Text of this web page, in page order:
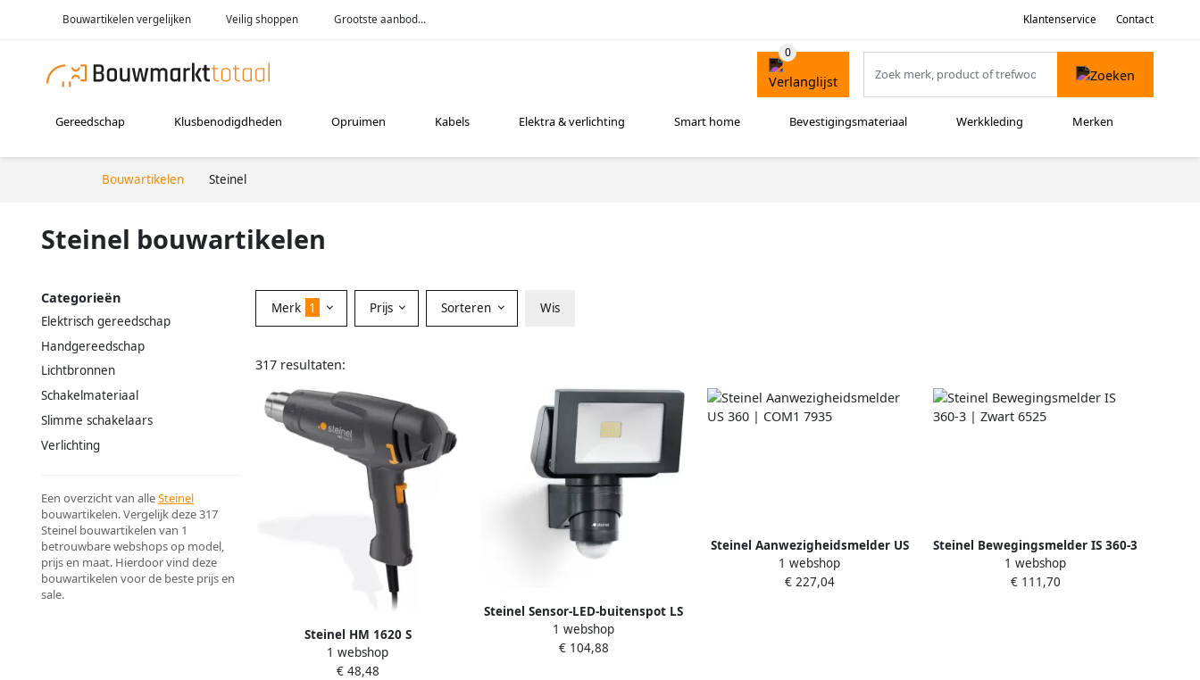
Bouwartikelen vergelijken Veilig shoppen Grootste aanbod... Klantenservice Contact
Gereedschap Klusbenodigdheden Opruimen Kabels Elektra & verlichting Smart home Bevestigingsmateriaal Werkkleding Merken
Bouwartikelen Steinel
Steinel bouwartikelen
Categorieën
Elektrisch gereedschap
Handgereedschap
Lichtbronnen
Schakelmateriaal
Slimme schakelaars
Verlichting
Een overzicht van alleSteinel
bouwartikelen. Vergelijk deze 317
Steinel bouwartikelen van 1
betrouwbare webshops op model,
prijs en maat. Hierdoor vind deze
bouwartikelen voor de beste prijs en
sale.
Merk 1 Prijs Sorteren Wis
317 resultaten:
Steinel HM 1620 S
Heteluchtpistool | 1600W 089382
1 webshop
€ 48,48
Steinel Sensor-LED-buitenspot LS
150 S zwart met
bewegingsmelder 052546
1 webshop
€ 104,88
Steinel Aanwezigheidsmelder US
360 | COM1 7935
1 webshop
€ 227,04
Steinel Bewegingsmelder IS 360-3
| Zwart 6525
1 webshop
€ 111,70